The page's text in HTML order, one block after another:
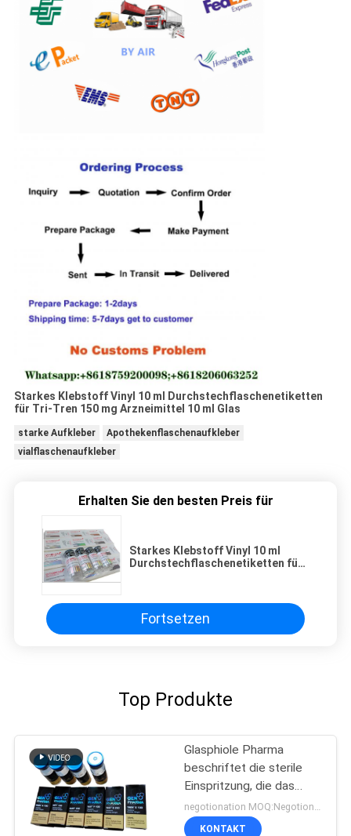
Starkes Klebstoff Vinyl 10 ml Durchstechflaschenetiketten
für Tri-Tren 150 mg Arzneimittel 10 ml Glas
starke Aufkleber
Apothekenflaschenaufkleber
vialflaschenaufkleber
Erhalten Sie den besten Preis für
Starkes Klebstoff Vinyl 10 ml
Durchstechflaschenetiketten für
Fortsetzen
Top Produkte
Glasphiole Pharma
beschriftet die sterile
Einspritzung, die das
pharmazeutische
Verpacken druckt
negotionation MOQ:Negotionation
KONTAKT